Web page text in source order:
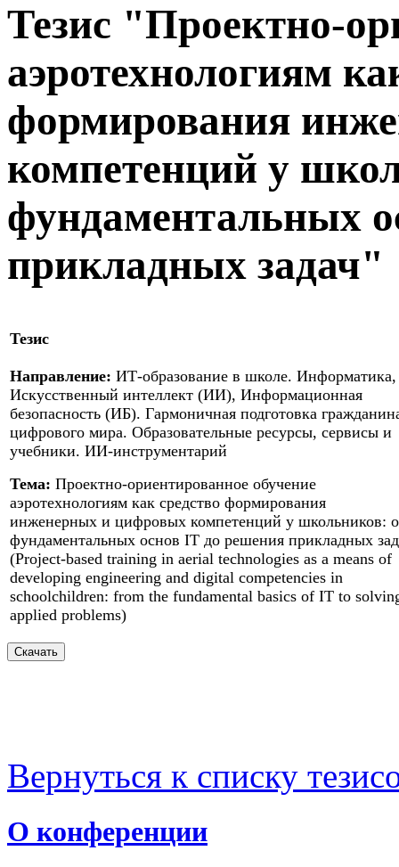
Тезис "Проектно-
аэротехнологиям
формирования
компетенций у
фундаментальных
прикладных задач"
Тезис
Направление: ИТ-образование в школе. Информатика,
Искусственный интеллект (ИИ), Информационная
безопасность (ИБ). Гармоничная подготовка
цифрового мира. Образовательные ресурсы, сервисы и
учебники. ИИ-инструментарий
Тема: Проектно-ориентированное обучение
аэротехнологиям как средство формирования
инженерных и цифровых компетенций у школьников:
фундаментальных основ IT до решения прикладных
(Project-based training in aerial technologies as a means of
developing engineering and digital competencies in
schoolchildren: from the fundamental basics of IT to
applied problems)
Вернуться к списку
О конференции